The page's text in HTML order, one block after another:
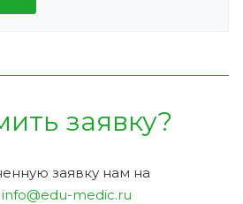
заявку?
заявку нам на
info@edu-medic.ru